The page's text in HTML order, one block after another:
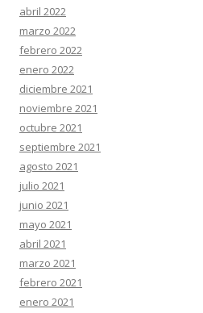
abril 2022
marzo 2022
febrero 2022
enero 2022
diciembre 2021
noviembre 2021
octubre 2021
septiembre 2021
agosto 2021
julio 2021
junio 2021
mayo 2021
abril 2021
marzo 2021
febrero 2021
enero 2021